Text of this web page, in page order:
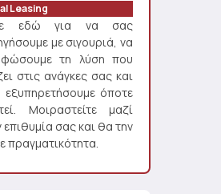
Leasing
εδώ για να σας
με σιγουριά, να
τη λύση που
στις ανάγκες σας και
όποτε
Μοιραστείτε μαζί
επιθυμία σας και θα την
πραγματικότητα.